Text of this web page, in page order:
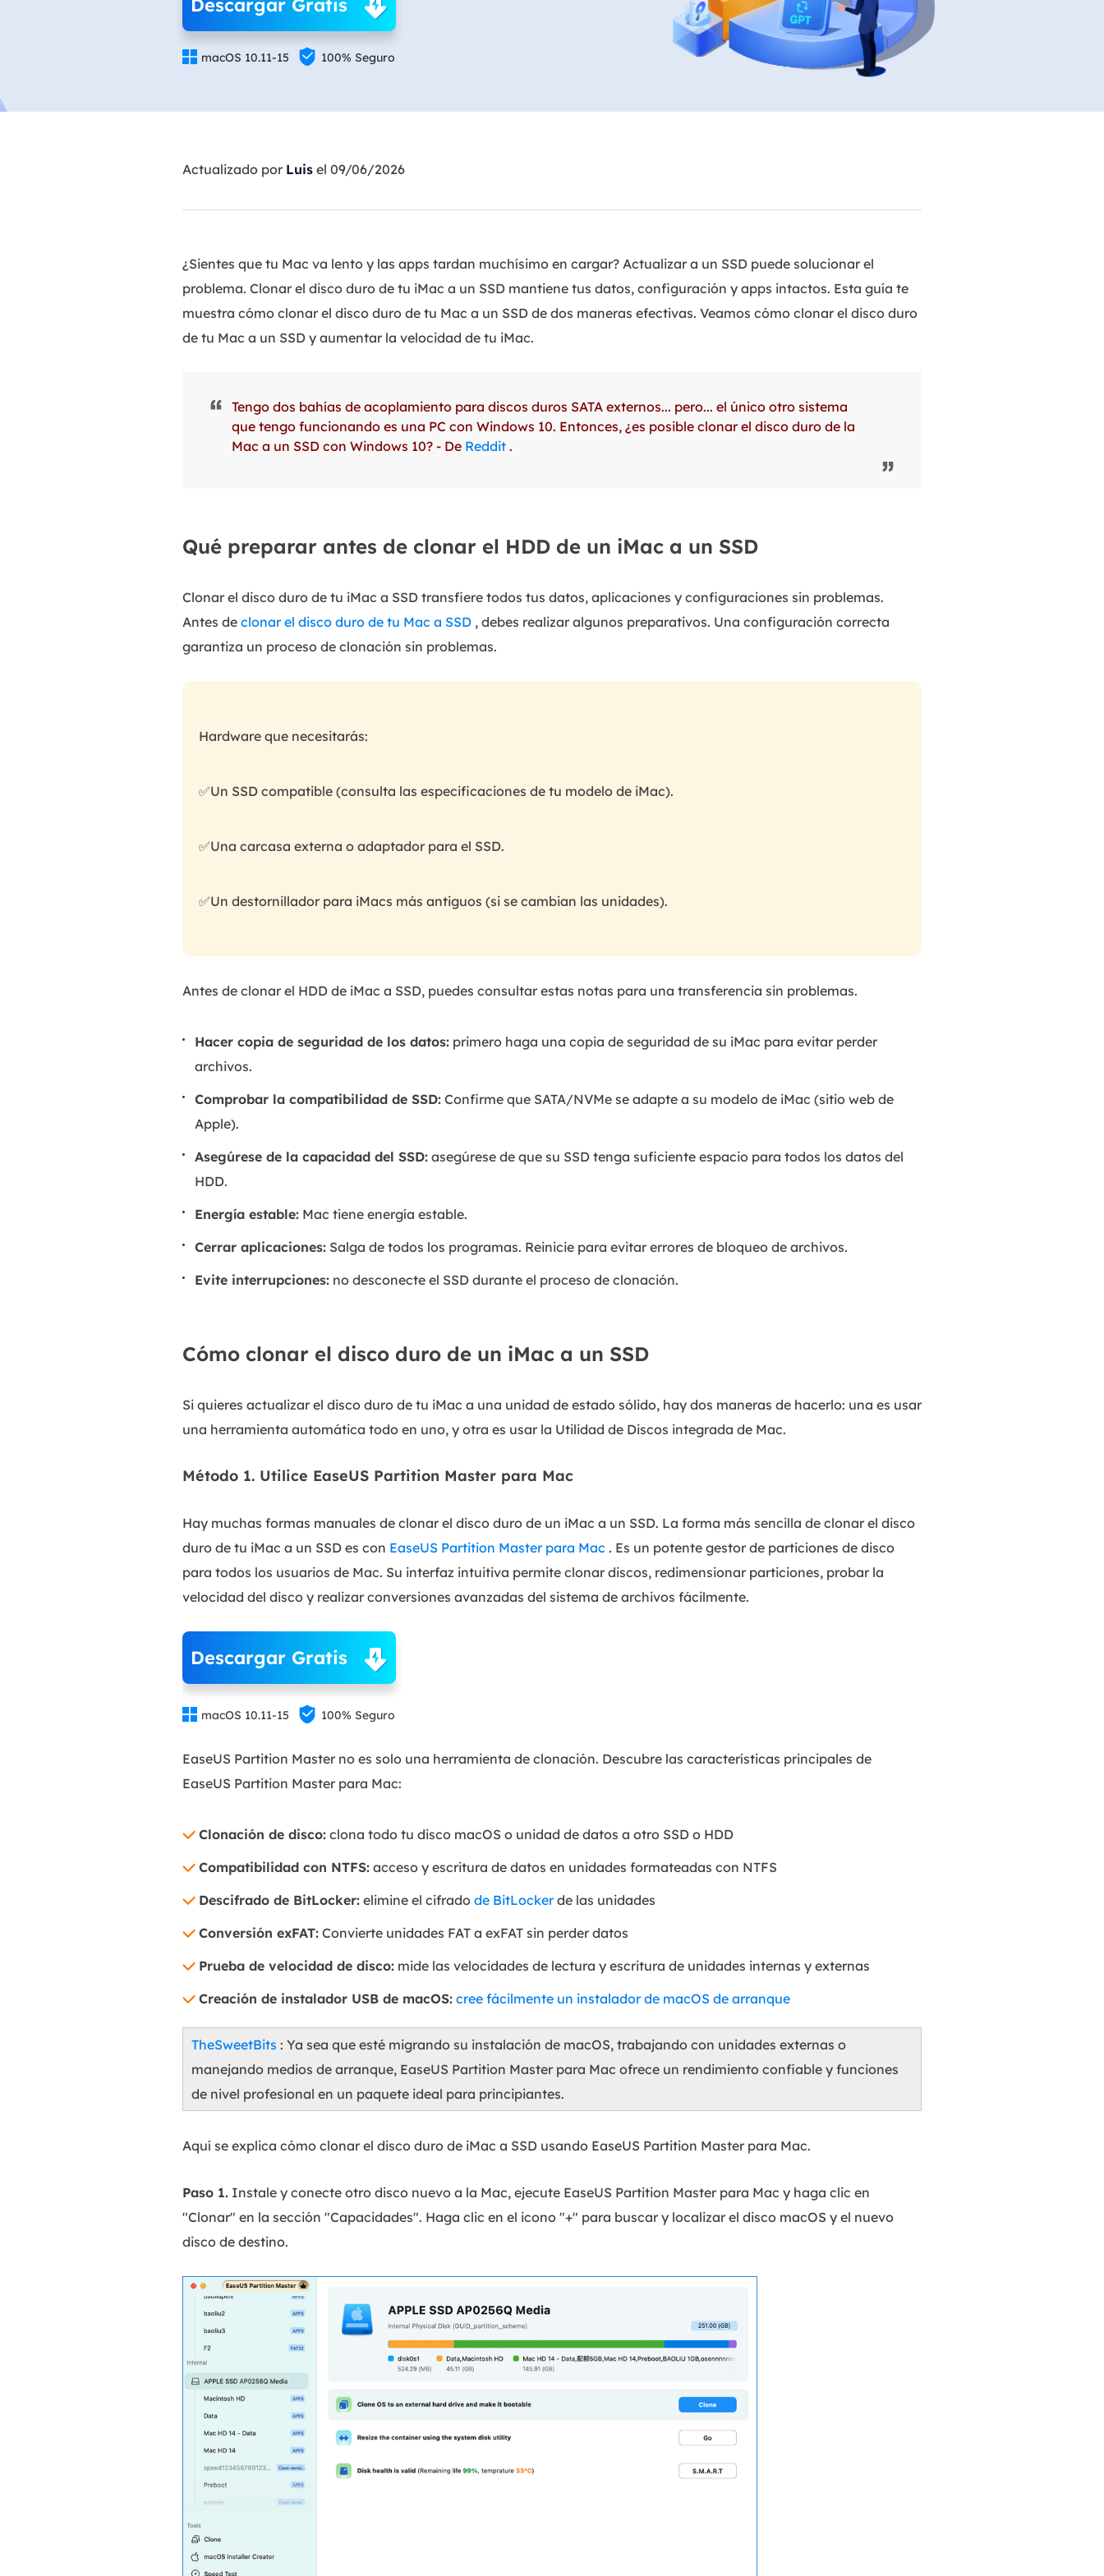
Exchange Recovery
Restaurar & Reparar archivos EDB.
Recuperar particiones eliminadas o perdidas.
Recuperar correo electrónico de Outlook.
MS SQL Recovery
Deploy Manager
Despliegue inteligente de Windows.
Video Editor
Editor de videos intuitivo.
Video Downloader
EaseUS VoiceWave
Vocal Remover (Online)
Eliminador de voces online gratis.
Descargar Gratis
 macOS 10.11-15  100% Seguro
Actualizado por Luis el 09/06/2026
¿Sientes que tu Mac va lento y las apps tardan muchísimo en cargar? Actualizar a un SSD puede solucionar el
problema. Clonar el disco duro de tu iMac a un SSD mantiene tus datos, configuración y apps intactos. Esta guía te
muestra cómo clonar el disco duro de tu Mac a un SSD de dos maneras efectivas. Veamos cómo clonar el disco duro
de tu Mac a un SSD y aumentar la velocidad de tu iMac.
Tengo dos bahías de acoplamiento para discos duros SATA externos... pero... el único otro sistema
que tengo funcionando es una PC con Windows 10. Entonces, ¿es posible clonar el disco duro de la
Mac a un SSD con Windows 10? - De Reddit .
Qué preparar antes de clonar el HDD de un iMac a un SSD
Clonar el disco duro de tu iMac a SSD transfiere todos tus datos, aplicaciones y configuraciones sin problemas.
Antes de clonar el disco duro de tu Mac a SSD , debes realizar algunos preparativos. Una configuración correcta
garantiza un proceso de clonación sin problemas.
Hardware que necesitarás:
✅Un SSD compatible (consulta las especificaciones de tu modelo de iMac).
✅Una carcasa externa o adaptador para el SSD.
✅Un destornillador para iMacs más antiguos (si se cambian las unidades).
Antes de clonar el HDD de iMac a SSD, puedes consultar estas notas para una transferencia sin problemas.
Hacer copia de seguridad de los datos: primero haga una copia de seguridad de su iMac para evitar perder
archivos.
Comprobar la compatibilidad de SSD: Confirme que SATA/NVMe se adapte a su modelo de iMac (sitio web de
Apple).
Asegúrese de la capacidad del SSD: asegúrese de que su SSD tenga suficiente espacio para todos los datos del
HDD.
Energía estable: Mac tiene energía estable.
Cerrar aplicaciones: Salga de todos los programas. Reinicie para evitar errores de bloqueo de archivos.
Evite interrupciones: no desconecte el SSD durante el proceso de clonación.
Cómo clonar el disco duro de un iMac a un SSD
Si quieres actualizar el disco duro de tu iMac a una unidad de estado sólido, hay dos maneras de hacerlo: una es usar
una herramienta automática todo en uno, y otra es usar la Utilidad de Discos integrada de Mac.
Método 1. Utilice EaseUS Partition Master para Mac
Hay muchas formas manuales de clonar el disco duro de un iMac a un SSD. La forma más sencilla de clonar el disco
duro de tu iMac a un SSD es con EaseUS Partition Master para Mac . Es un potente gestor de particiones de disco
para todos los usuarios de Mac. Su interfaz intuitiva permite clonar discos, redimensionar particiones, probar la
velocidad del disco y realizar conversiones avanzadas del sistema de archivos fácilmente.
Descargar Gratis
 macOS 10.11-15  100% Seguro
EaseUS Partition Master no es solo una herramienta de clonación. Descubre las características principales de
EaseUS Partition Master para Mac:
Clonación de disco: clona todo tu disco macOS o unidad de datos a otro SSD o HDD
Compatibilidad con NTFS: acceso y escritura de datos en unidades formateadas con NTFS
Descifrado de BitLocker: elimine el cifrado de BitLockerde las unidades
Conversión exFAT: Convierte unidades FAT a exFAT sin perder datos
Prueba de velocidad de disco: mide las velocidades de lectura y escritura de unidades internas y externas
Creación de instalador USB de macOS: cree fácilmente un instalador de macOS de arranque
TheSweetBits : Ya sea que esté migrando su instalación de macOS, trabajando con unidades externas o
manejando medios de arranque, EaseUS Partition Master para Mac ofrece un rendimiento confiable y funciones
de nivel profesional en un paquete ideal para principiantes.
Aquí se explica cómo clonar el disco duro de iMac a SSD usando EaseUS Partition Master para Mac.
Paso 1. Instale y conecte otro disco nuevo a la Mac, ejecute EaseUS Partition Master para Mac y haga clic en
"Clonar" en la sección "Capacidades". Haga clic en el icono "+" para buscar y localizar el disco macOS y el nuevo
disco de destino.